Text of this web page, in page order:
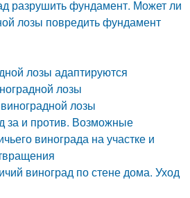
разрушить фундамент. Может ли
лозы повредить фундамент
лозы адаптируются
лозы
лозы
за и против. Возможные
винограда на участке и
виноград по стене дома. Уход